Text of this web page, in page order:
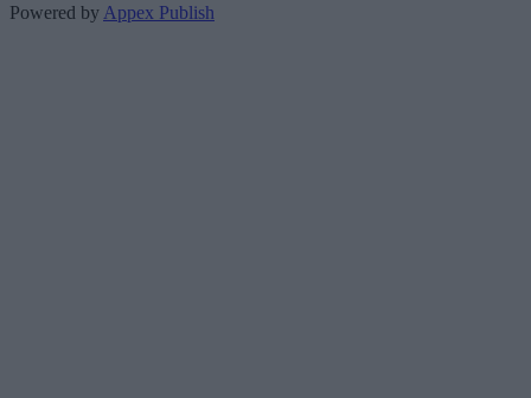
Powered by Appex Publish